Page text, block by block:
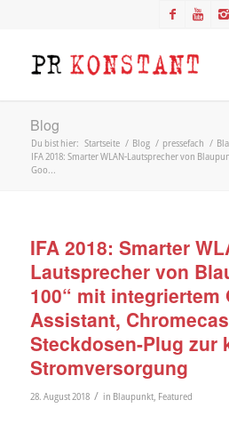
Blog
Du bist hier: Startseite / Blog / pressefach /
IFA 2018: Smarter WLAN-Lautsprecher von
Goo...
IFA 2018: Smarter
Lautsprecher von
100“ mit integriertem
Assistant,
Steckdosen-Plug zur
Stromversorgung
28. August 2018 / in Blaupunkt, Featured